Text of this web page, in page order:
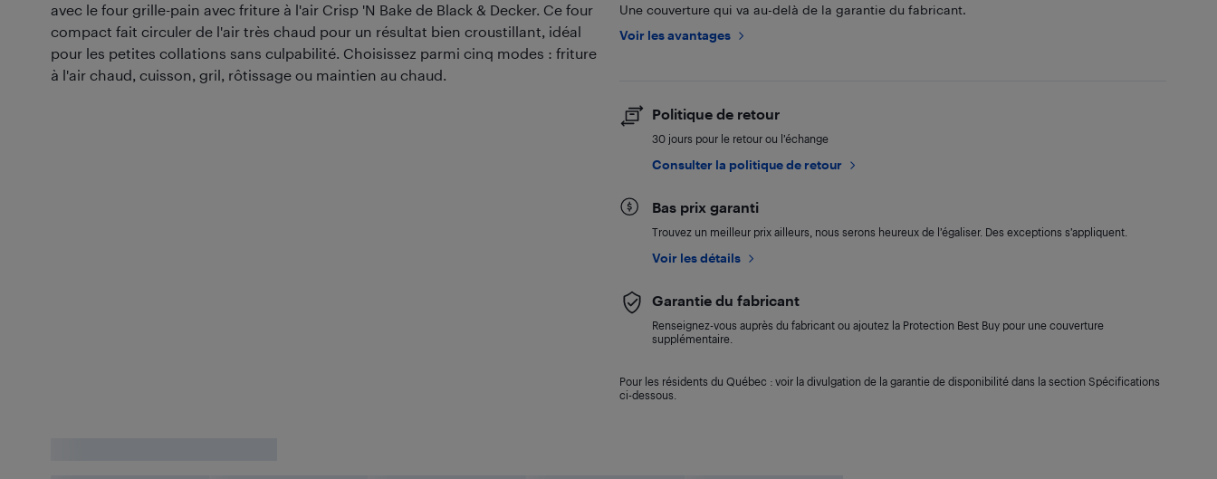
avec le four grille-pain avec friture à l'air Crisp 'N Bake de Black & Decker. Ce four
compact fait circuler de l'air très chaud pour un résultat bien croustillant, idéal
pour les petites collations sans culpabilité. Choisissez parmi cinq modes : friture
à l'air chaud, cuisson, gril, rôtissage ou maintien au chaud.
Une couverture qui va au-delà de la garantie du fabricant.
Voir les avantages
Politique de retour
30 jours pour le retour ou l’échange
Consulter la politique de retour
Bas prix garanti
Trouvez un meilleur prix ailleurs, nous serons heureux de l’égaliser. Des exceptions s’appliquent.
Voir les détails
Garantie du fabricant
Renseignez-vous auprès du fabricant ou ajoutez la Protection Best Buy pour une couverture
supplémentaire.
Pour les résidents du Québec : voir la divulgation de la garantie de disponibilité dans la section Spécifications
ci-dessous.